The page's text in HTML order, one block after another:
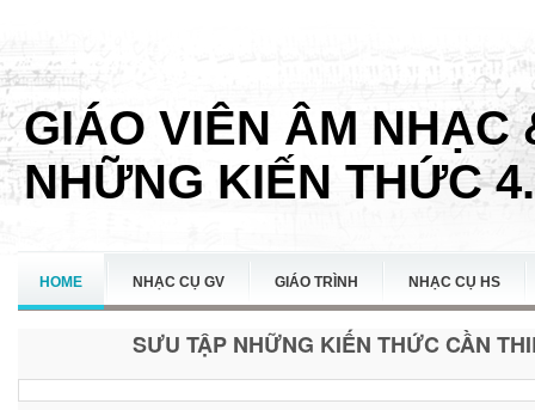
GIÁO VIÊN ÂM NHẠC
NHỮNG KIẾN THỨC
HOME NHẠC CỤ GV GIÁO TRÌNH NHẠC CỤ HS
SƯU TẬP NHỮNG KIẾN THỨC CẦN